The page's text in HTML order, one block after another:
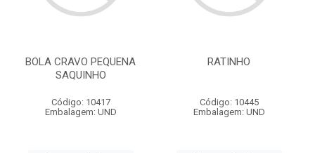
BOLA CRAVO PEQUENA
SAQUINHO
Código: 10417
Embalagem: UND
RATINHO
Código: 10445
Embalagem: UND